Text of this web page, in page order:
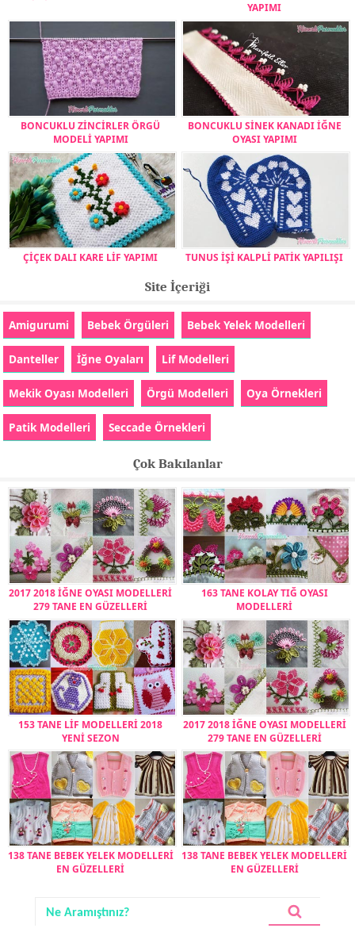
YAPIMI
BONCUKLU ZİNCİRLER ÖRGÜ
MODELİ YAPIMI
BONCUKLU SİNEK KANADI İĞNE
OYASI YAPIMI
ÇİÇEK DALI KARE LİF YAPIMI TUNUS İŞİ KALPLİ PATİK YAPILIŞI
Site İçeriği
Amigurumi Bebek Örgüleri Bebek Yelek Modelleri
Danteller İğne Oyaları Lif Modelleri
Mekik Oyası Modelleri Örgü Modelleri Oya Örnekleri
Patik Modelleri Seccade Örnekleri
Çok Bakılanlar
2017 2018 İĞNE OYASI MODELLERİ
279 TANE EN GÜZELLERİ
163 TANE KOLAY TIĞ OYASI
MODELLERİ
153 TANE LİF MODELLERİ 2018
YENİ SEZON
2017 2018 İĞNE OYASI MODELLERİ
279 TANE EN GÜZELLERİ
138 TANE BEBEK YELEK MODELLERİ
EN GÜZELLERİ
138 TANE BEBEK YELEK MODELLERİ
EN GÜZELLERİ